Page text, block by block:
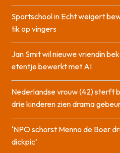
Sportschool in Echt weigert
tik op vingers
Jan Smit wil nieuwe vriendin
etentje bewerkt met AI
Nederlandse vrouw (42) sterft
drie kinderen zien drama
‘NPO schorst Menno de Boer
dickpic’